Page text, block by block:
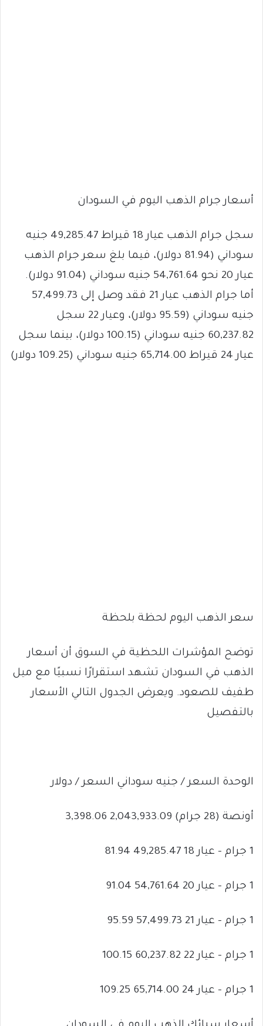
أسعار جرام الذهب اليوم في السودان
سجل جرام الذهب عيار 18 قيراط 49,285.47 جنيه
سوداني (81.94 دولار)، فيما بلغ سعر جرام الذهب
عيار 20 نحو 54,761.64 جنيه سوداني (91.04 دولار).
أما جرام الذهب عيار 21 فقد وصل إلى 57,499.73
جنيه سوداني (95.59 دولار)، وعيار 22 سجل
60,237.82 جنيه سوداني (100.15 دولار)، بينما سجل
عيار 24 قيراط 65,714.00 جنيه سوداني (109.25 دولار)
سعر الذهب اليوم لحظة بلحظة
توضح المؤشرات اللحظية في السوق أن أسعار
الذهب في السودان تشهد استقرارًا نسبيًا مع ميل
طفيف للصعود. ويعرض الجدول التالي الأسعار
بالتفصيل
الوحدة السعر / جنيه سوداني السعر / دولار
أونصة (28 جرام) 2,043,933.09 3,398.06
1 جرام – عيار 18 49,285.47 81.94
1 جرام – عيار 20 54,761.64 91.04
1 جرام – عيار 21 57,499.73 95.59
1 جرام – عيار 22 60,237.82 100.15
1 جرام – عيار 24 65,714.00 109.25